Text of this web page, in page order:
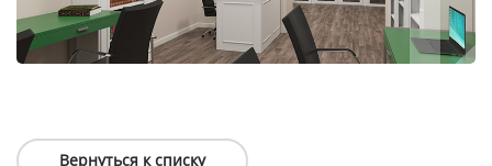
Вернуться к списку